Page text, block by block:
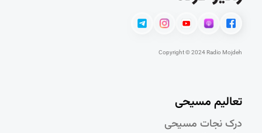
Copyright © 2024 Radio Mojdeh
تعالیم مسیحی
درک نجات مسيحی